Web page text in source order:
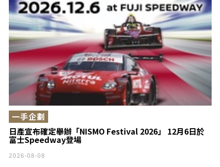
日產宣布確定舉辦「NISMO Festival 2026」 12月6日於
富士Speedway登場
一手企劃
2026-08-08